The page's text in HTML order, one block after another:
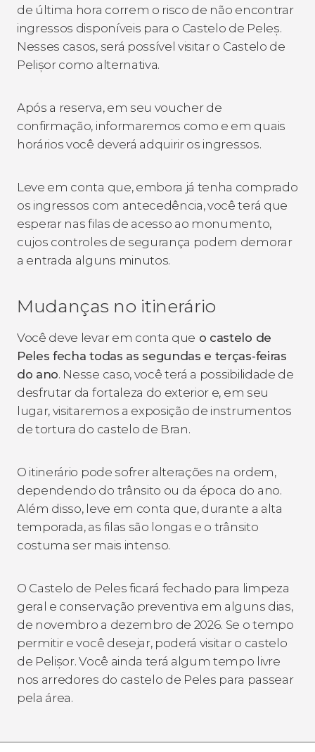
de última hora correm o risco de não encontrar
ingressos disponíveis para o Castelo de Peleș.
Nesses casos, será possível visitar o Castelo de
Pelișor como alternativa.
Após a reserva, em seu voucher de
confirmação, informaremos como e em quais
horários você deverá adquirir os ingressos.
Leve em conta que, embora já tenha comprado
os ingressos com antecedência, você terá que
esperar nas filas de acesso ao monumento,
cujos controles de segurança podem demorar
a entrada alguns minutos.
Mudanças no itinerário
Você deve levar em conta que o castelo de
Peles fecha todas as segundas e terças-feiras
do ano. Nesse caso, você terá a possibilidade de
desfrutar da fortaleza do exterior e, em seu
lugar, visitaremos a exposição de instrumentos
de tortura do castelo de Bran.
O itinerário pode sofrer alterações na ordem,
dependendo do trânsito ou da época do ano.
Além disso, leve em conta que, durante a alta
temporada, as filas são longas e o trânsito
costuma ser mais intenso.
O Castelo de Peles ficará fechado para limpeza
geral e conservação preventiva em alguns dias,
de novembro a dezembro de 2026. Se o tempo
permitir e você desejar, poderá visitar o castelo
de Pelișor. Você ainda terá algum tempo livre
nos arredores do castelo de Peles para passear
pela área.